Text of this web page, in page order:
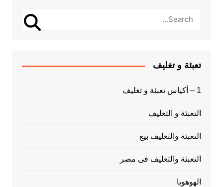
تعبئة و تغليف
1 – أكياس تعبئة و تغليف
التعبئة و التغليف
التعبئة والتغليف بيع
التعبئة والتغليف فى مصر
الهوهوبا